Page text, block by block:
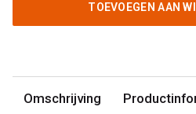
TOEVOEGEN AAN
Omschrijving